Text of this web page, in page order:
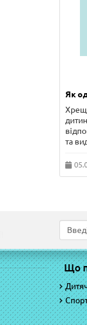
Як
та
Що